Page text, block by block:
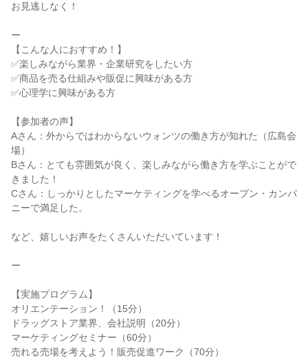
お見逃しなく！
ー
【こんな人におすすめ！】
✅楽しみながら業界・企業研究をしたい方
✅商品を売る仕組みや販促に興味がある方
✅心理学に興味がある方
【参加者の声】
Aさん：外からではわからないウォンツの働き方が知れた（広島会
場）
Bさん：とても雰囲気が良く、楽しみながら働き方を学ぶことがで
きました！
Cさん：しっかりとしたマーケティングを学べるオープン・カンパ
ニーで満足した。
など、嬉しいお声をたくさんいただいています！
ー
【実施プログラム】
オリエンテーション！（15分）
ドラッグストア業界、会社説明（20分）
マーケティングセミナー（60分）
売れる売場を考えよう！販売促進ワーク（70分）